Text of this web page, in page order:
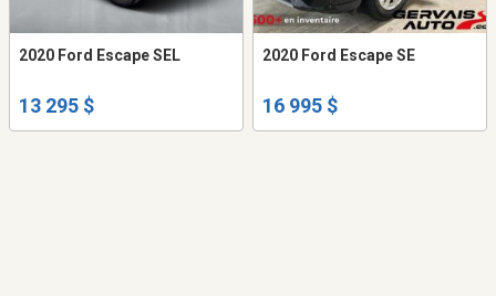
2020 Ford Escape SEL
13 295 $
2020 Ford Escape SE
16 995 $